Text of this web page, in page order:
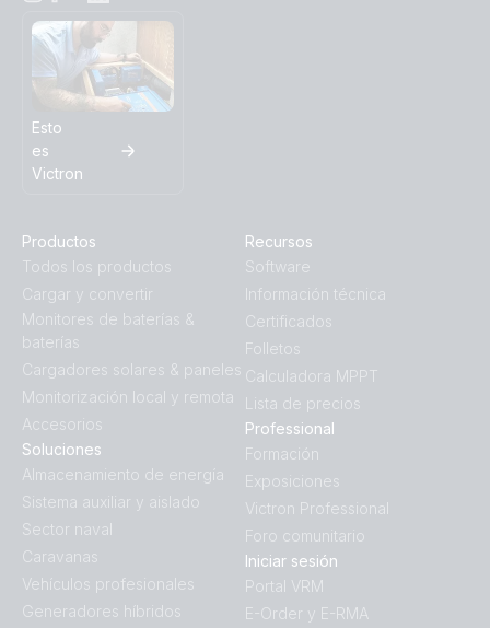
Esto
es
Victron
Productos
Todos los productos
Cargar y convertir
Monitores de baterías &
baterías
Cargadores solares & paneles
Monitorización local y remota
Accesorios
Soluciones
Almacenamiento de energía
Sistema auxiliar y aislado
Sector naval
Caravanas
Vehículos profesionales
Generadores híbridos
Recursos
Software
Información técnica
Certificados
Folletos
Calculadora MPPT
Lista de precios
Professional
Formación
Exposiciones
Victron Professional
Foro comunitario
Iniciar sesión
Portal VRM
E-Order y E-RMA